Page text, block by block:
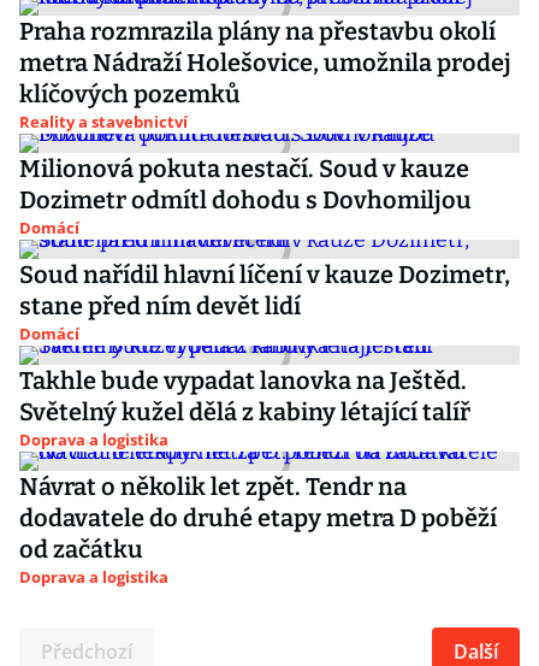
Praha rozmrazila plány na přestavbu okolí
metra Nádraží Holešovice, umožnila prodej
klíčových pozemků
Reality a stavebnictví
Milionová pokuta nestačí. Soud v kauze
Dozimetr odmítl dohodu s Dovhomiljou
Domácí
Soud nařídil hlavní líčení v kauze Dozimetr,
stane před ním devět lidí
Domácí
Takhle bude vypadat lanovka na Ještěd.
Světelný kužel dělá z kabiny létající talíř
Doprava a logistika
Návrat o několik let zpět. Tendr na
dodavatele do druhé etapy metra D poběží
od začátku
Doprava a logistika
Předchozí Další